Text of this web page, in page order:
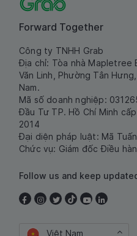
Forward Together
Công ty TNHH Grab
Địa chỉ: Tòa nhà Mapletree
Văn Linh, Phường Tân
Nam.
Mã số doanh nghiệp:
Đầu Tư TP. Hồ Chí Minh
2014
Đại diện pháp luật: Mã
Chức vụ: Giám đốc Điều
Follow us and keep
Việt Nam